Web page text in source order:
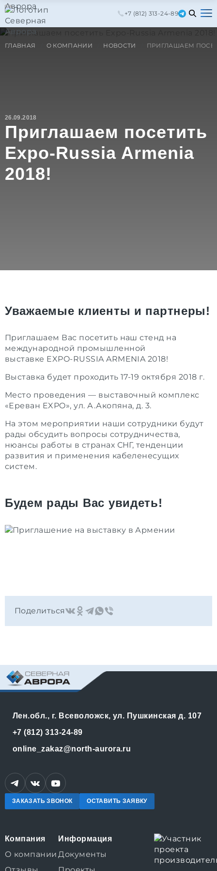
+7 (812) 313-24-89
ГЛАВНАЯ О КОМПАНИИ НОВОСТИ ПРИГЛАШАЕМ
26.09.2018
Приглашаем посетить
Expo-Russia Armenia
2018!
Уважаемые клиенты и партнеры!
Приглашаем Вас посетить наш стенд на
международной промышленной
выставке EXPO-RUSSIA ARMENIA 2018!
Выставка будет проходить 17-19 октября 2018 г.
Место проведения — выставочный комплекс
«Ереван EXPO», ул. А.Акопяна, д. 3.
На этом мероприятии наши сотрудники будут
рады обсудить вопросы сотрудничества,
нюансы работы в странах СНГ, тенденции
развития и применения кабеленесущих
систем.
Будем рады Вас увидеть!
Поделиться
Лен.обл., г. Всеволожск, ул. Пушкинская д. 107
+7 (812) 313-24-89
online_zakaz@north-aurora.ru
ЗАКАЗАТЬ ЗВОНОК ОСТАВИТЬ ЗАЯВКУ
Компания
О компании
Информация
Документы